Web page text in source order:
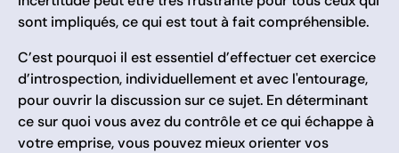
sont impliqués, ce qui est tout à fait compréhensible.
C’est pourquoi il est essentiel d’effectuer cet exercice
d’introspection, individuellement et avec l'entourage,
pour ouvrir la discussion sur ce sujet. En déterminant
ce sur quoi vous avez du contrôle et ce qui échappe à
votre emprise, vous pouvez mieux orienter vos